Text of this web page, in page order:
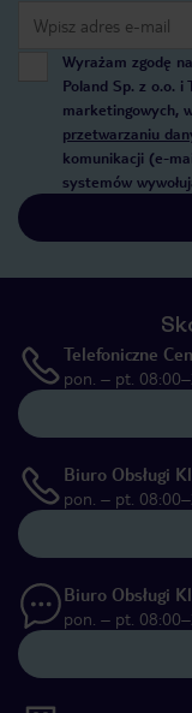
Wyrażam zgodę
Poland Sp. z o.o.
marketingowych,
przetwarzaniu
komunikacji (e-
systemów
Telefoniczne
pon. – pt.
Biuro Obsługi
pon. – pt.
Biuro Obsługi
pon. – pt.